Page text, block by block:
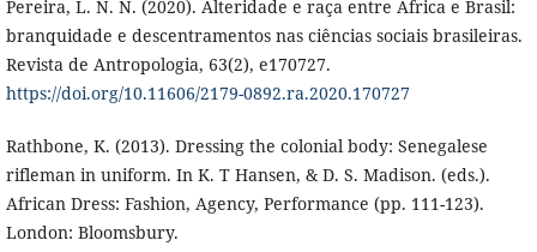
Pereira, L. N. N. (2020). Alteridade e raça entre África e Brasil:
branquidade e descentramentos nas ciências sociais brasileiras.
Revista de Antropologia, 63(2), e170727.
https://doi.org/10.11606/2179-0892.ra.2020.170727
Rathbone, K. (2013). Dressing the colonial body: Senegalese
rifleman in uniform. In K. T Hansen, & D. S. Madison. (eds.).
African Dress: Fashion, Agency, Performance (pp. 111-123).
London: Bloomsbury.